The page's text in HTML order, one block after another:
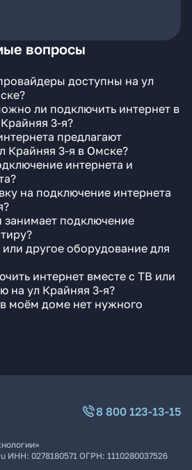
вопросы
доступны на ул
ли подключить интернет в
3-я?
предлагают
Крайняя 3-я в Омске?
интернета и
на подключение интернета
занимает подключение
другое оборудование для
интернет вместе с ТВ или
на ул Крайняя 3-я?
моём доме нет нужного
8 800 123-13-15
ИНН: 0278180571 ОГРН: 1110280037526